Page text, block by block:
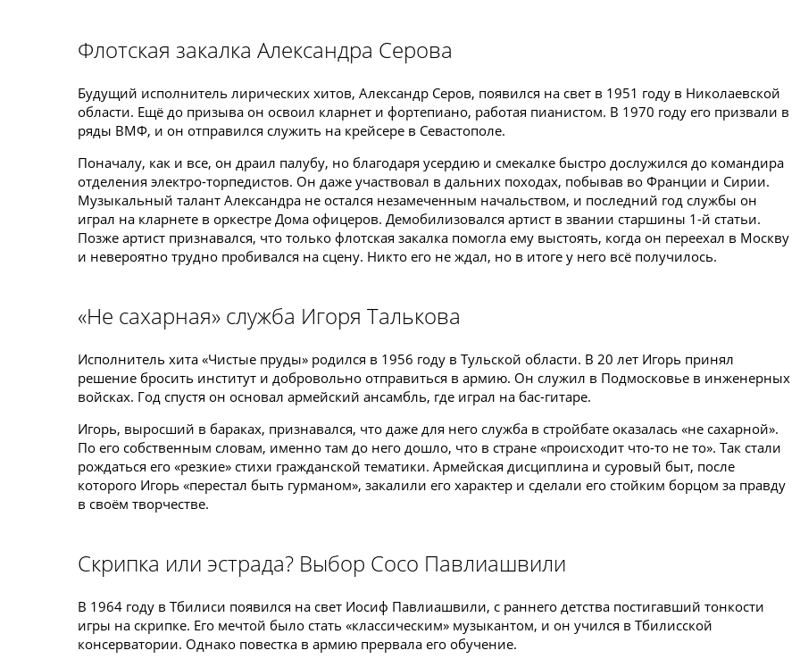
Флотская закалка Александра Серова
Будущий исполнитель лирических хитов, Александр Серов, появился на свет в 1951 году в Николаевской
области. Ещё до призыва он освоил кларнет и фортепиано, работая пианистом. В 1970 году его призвали в
ряды ВМФ, и он отправился служить на крейсере в Севастополе.
Поначалу, как и все, он драил палубу, но благодаря усердию и смекалке быстро дослужился до командира
отделения электро-торпедистов. Он даже участвовал в дальних походах, побывав во Франции и Сирии.
Музыкальный талант Александра не остался незамеченным начальством, и последний год службы он
играл на кларнете в оркестре Дома офицеров. Демобилизовался артист в звании старшины 1-й статьи.
Позже артист признавался, что только флотская закалка помогла ему выстоять, когда он переехал в Москву
и невероятно трудно пробивался на сцену. Никто его не ждал, но в итоге у него всё получилось.
«Не сахарная» служба Игоря Талькова
Исполнитель хита «Чистые пруды» родился в 1956 году в Тульской области. В 20 лет Игорь принял
решение бросить институт и добровольно отправиться в армию. Он служил в Подмосковье в инженерных
войсках. Год спустя он основал армейский ансамбль, где играл на бас-гитаре.
Игорь, выросший в бараках, признавался, что даже для него служба в стройбате оказалась «не сахарной».
По его собственным словам, именно там до него дошло, что в стране «происходит что-то не то». Так стали
рождаться его «резкие» стихи гражданской тематики. Армейская дисциплина и суровый быт, после
которого Игорь «перестал быть гурманом», закалили его характер и сделали его стойким борцом за правду
в своём творчестве.
Скрипка или эстрада? Выбор Сосо Павлиашвили
В 1964 году в Тбилиси появился на свет Иосиф Павлиашвили, с раннего детства постигавший тонкости
игры на скрипке. Его мечтой было стать «классическим» музыкантом, и он учился в Тбилисской
консерватории. Однако повестка в армию прервала его обучение.